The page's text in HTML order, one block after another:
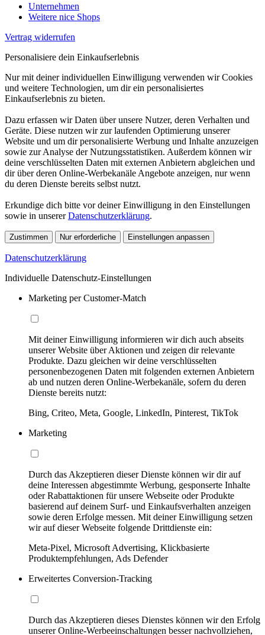
Unternehmen
Weitere nice Shops
Vertrag widerrufen
Personalisiere dein Einkaufserlebnis
Nur mit deiner individuellen Einwilligung verwenden wir Cookies
und weitere Technologien, um dir ein personalisiertes
Einkaufserlebnis zu bieten.
Dazu erfassen wir Daten über unsere Nutzer, deren Verhalten und
Geräte. Diese nutzen wir zur laufenden Optimierung unserer
Website und um dir personalisierte Werbung und Inhalte anzuzeigen
sowie zur Analyse der Nutzungsstatistiken. Außerdem können wir
deine verschlüsselten Daten mit externen Anbietern abgleichen und
dir über deren Online-Werbekanäle Angebote anzeigen, nur wenn
du deren Dienste bereits selbst nutzt.
Erkundige dich bitte vor deiner Einwilligung in den Einstellungen
sowie in unsererDatenschutzerklärung.
Zustimmen Nur erforderliche Einstellungen anpassen
Datenschutzerklärung
Individuelle Datenschutz-Einstellungen
Marketing per Customer-Match
Mit deiner Einwilligung informieren wir dich auch abseits
unserer Website über Aktionen und zeigen dir relevante
Produkte. Dazu gleichen wir deine verschlüsselten
personenbezogenen Daten mit folgenden externen Anbietern
ab und nutzen deren Online-Werbekanäle, sofern du deren
Dienste bereits nutzt:
Bing, Criteo, Meta, Google, LinkedIn, Pinterest, TikTok
Marketing
Durch das Akzeptieren dieser Dienste können wir dir auf
deine Interessen abgestimmte Werbung, gesponserte Inhalte
oder Rabattaktionen für unsere Webseite oder Produkte
basierend auf deinem Surf- und Einkaufsverhalten anzeigen
sowie deren Erfolge messen. Mit deiner Einwilligung setzen
wir auf dieser Webseite folgende Drittdienste ein:
Meta-Pixel, Microsoft Advertising, Klickbasierte
Produktempfehlungen, Ads Defender
Erweitertes Conversion-Tracking
Durch das Akzeptieren dieses Dienstes können wir den Erfolg
unserer Online-Werbeeinschaltungen besser nachvollziehen,